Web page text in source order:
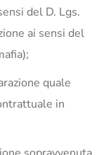
del D. Lgs.
ai sensi del
quale
in